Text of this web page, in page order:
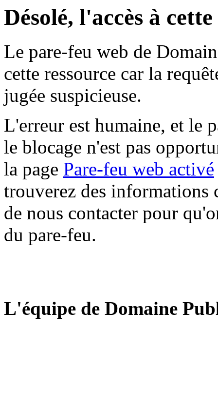
Désolé, l'accès à
Le pare-feu web de
cette ressource car la
jugée suspicieuse.
L'erreur est humaine, et le
le blocage n'est pas
la page Pare-feu web activé
trouverez des informations
de nous contacter pour
du pare-feu.
L'équipe de Domaine